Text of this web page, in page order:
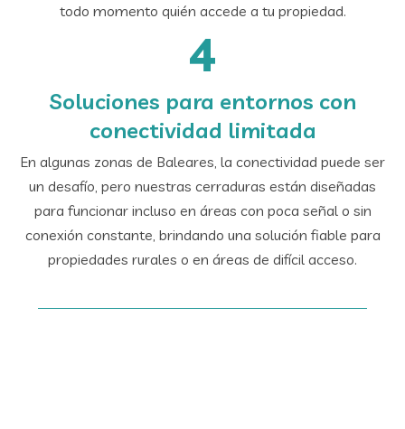
todo momento quién accede a tu propiedad.
4
Soluciones para entornos con
conectividad limitada
En algunas zonas de Baleares, la conectividad puede ser
un desafío, pero nuestras cerraduras están diseñadas
para funcionar incluso en áreas con poca señal o sin
conexión constante, brindando una solución fiable para
propiedades rurales o en áreas de difícil acceso.